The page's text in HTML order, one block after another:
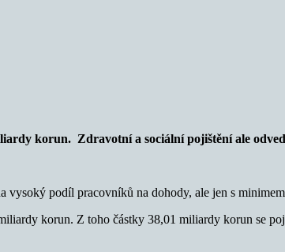
korun. Zdravotní a sociální pojištění ale
vysoký podíl pracovníků na dohody, ale jen s
korun. Z toho částky 38,01 miliardy korun se